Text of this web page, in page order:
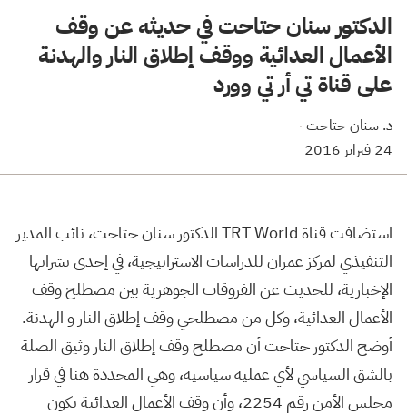
الدكتور سنان حتاحت في حديثه عن وقف
الأعمال العدائية ووقف إطلاق النار والهدنة
على قناة تي أر تي وورد
د. سنان حتاحت ·
24 فبراير 2016
استضافت قناة TRT World الدكتور سنان حتاحت، نائب المدير
التنفيذي لمركز عمران للدراسات الاستراتيجية، في إحدى نشراتها
الإخبارية، للحديث عن الفروقات الجوهرية بين مصطلح وقف
الأعمال العدائية، وكل من مصطلحي وقف إطلاق النار و الهدنة.
أوضح الدكتور حتاحت أن مصطلح وقف إطلاق النار وثيق الصلة
بالشق السياسي لأي عملية سياسية، وهي المحددة هنا في قرار
مجلس الأمن رقم 2254، وأن وقف الأعمال العدائية يكون